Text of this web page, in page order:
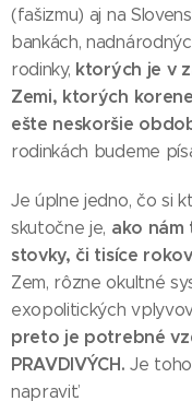
(fašizmu) aj na
bankách,
rodinky, ktorých je v
Zemi, ktorých
ešte neskoršie
rodinkách budeme
Je úplne jedno, čo si
skutočne je, ako nám
stovky, či tisíce
Zem, rôzne okultné
exopolitických
preto je potrebné
PRAVDIVÝCH. Je
napraviť.